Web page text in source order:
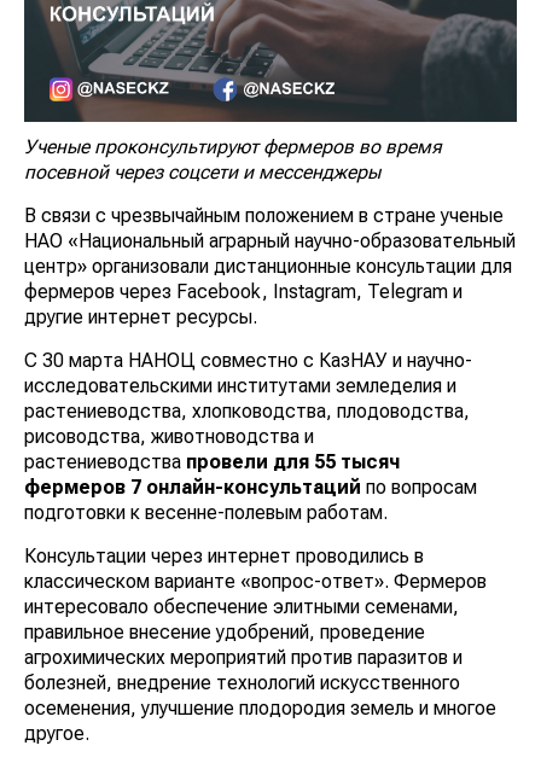
Ученые проконсультируют фермеров во время
посевной через соцсети и мессенджеры
В связи с чрезвычайным положением в стране ученые
НАО «Национальный аграрный научно-образовательный
центр» организовали дистанционные консультации для
фермеров через Facebook, Instagram, Telegram и
другие интернет ресурсы.
С 30 марта НАНОЦ совместно с КазНАУ и научно-
исследовательскими институтами земледелия и
растениеводства, хлопководства, плодоводства,
рисоводства, животноводства и
растениеводства провели для 55 тысяч
фермеров 7 онлайн-консультаций по вопросам
подготовки к весенне-полевым работам.
Консультации через интернет проводились в
классическом варианте «вопрос-ответ». Фермеров
интересовало обеспечение элитными семенами,
правильное внесение удобрений, проведение
агрохимических мероприятий против паразитов и
болезней, внедрение технологий искусственного
осеменения, улучшение плодородия земель и многое
другое.